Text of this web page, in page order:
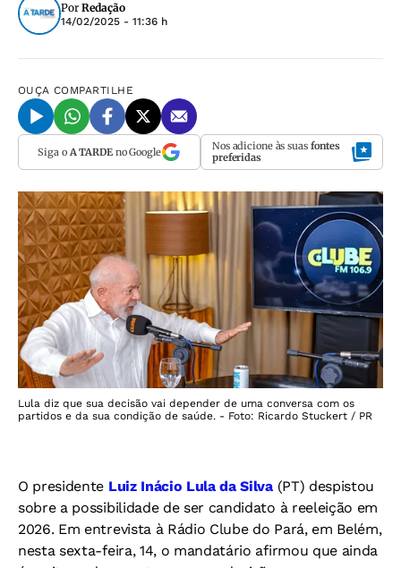
Por Redação
14/02/2025 - 11:36 h
OUÇA COMPARTILHE
Siga o A TARDEno Google Nos adicione às suas fontes
preferidas
Lula diz que sua decisão vai depender de uma conversa com os
partidos e da sua condição de saúde. - Foto: Ricardo Stuckert / PR
O presidente Luiz Inácio Lula da Silva (PT) despistou
sobre a possibilidade de ser candidato à reeleição em
2026. Em entrevista à Rádio Clube do Pará, em Belém,
nesta sexta-feira, 14, o mandatário afirmou que ainda